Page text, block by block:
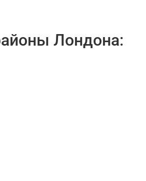
Лондона: